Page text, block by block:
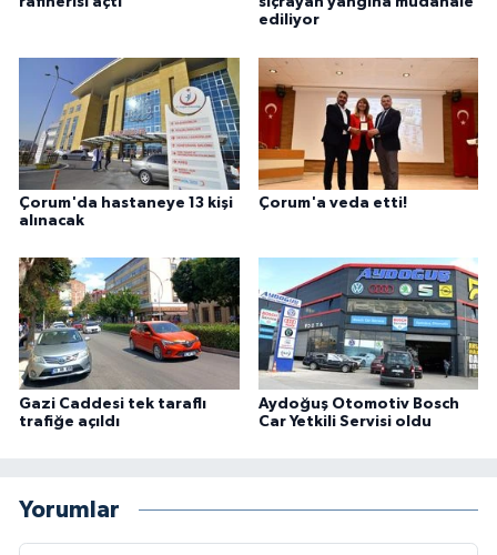
ediliyor
Çorum'da hastaneye 13 kişi
alınacak
Çorum'a veda etti!
Gazi Caddesi tek taraflı
trafiğe açıldı
Aydoğuş Otomotiv Bosch
Car Yetkili Servisi oldu
Yorumlar